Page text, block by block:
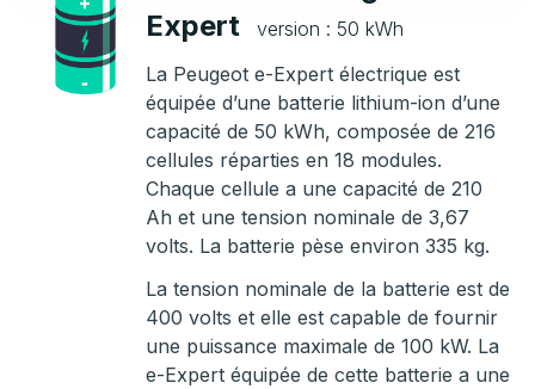
Expert
version : 50 kWh
La Peugeot e-Expert électrique est
équipée d’une batterie lithium-ion d’une
capacité de 50 kWh, composée de 216
cellules réparties en 18 modules.
Chaque cellule a une capacité de 210
Ah et une tension nominale de 3,67
volts. La batterie pèse environ 335 kg.
La tension nominale de la batterie est de
400 volts et elle est capable de fournir
une puissance maximale de 100 kW. La
e-Expert équipée de cette batterie a une